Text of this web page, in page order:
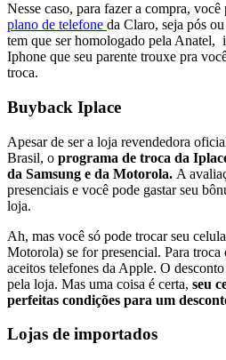
Nesse caso, para fazer a compra,
plano de telefone da Claro, seja pós
tem que ser homologado pela Anatel,
Iphone que seu parente trouxe pra
troca.
Buyback Iplace
Apesar de ser a loja revendedora
Brasil, o programa de troca da
da Samsung e da Motorola. A
presenciais e você pode gastar seu
loja.
Ah, mas você só pode trocar seu
Motorola) se for presencial. Para troca
aceitos telefones da Apple. O
pela loja. Mas uma coisa é certa, seu
perfeitas condições para um
Lojas de importados